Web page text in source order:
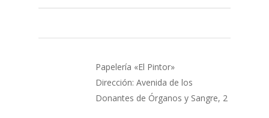
Papelería «El Pintor»
Dirección: Avenida de los
Donantes de Órganos y Sangre, 2